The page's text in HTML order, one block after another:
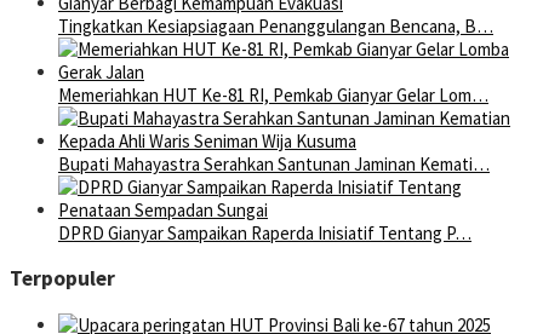
Tingkatkan Kesiapsiagaan Penanggulangan Bencana, B…
Memeriahkan HUT Ke-81 RI, Pemkab Gianyar Gelar Lom…
Bupati Mahayastra Serahkan Santunan Jaminan Kemati…
DPRD Gianyar Sampaikan Raperda Inisiatif Tentang P…
Terpopuler